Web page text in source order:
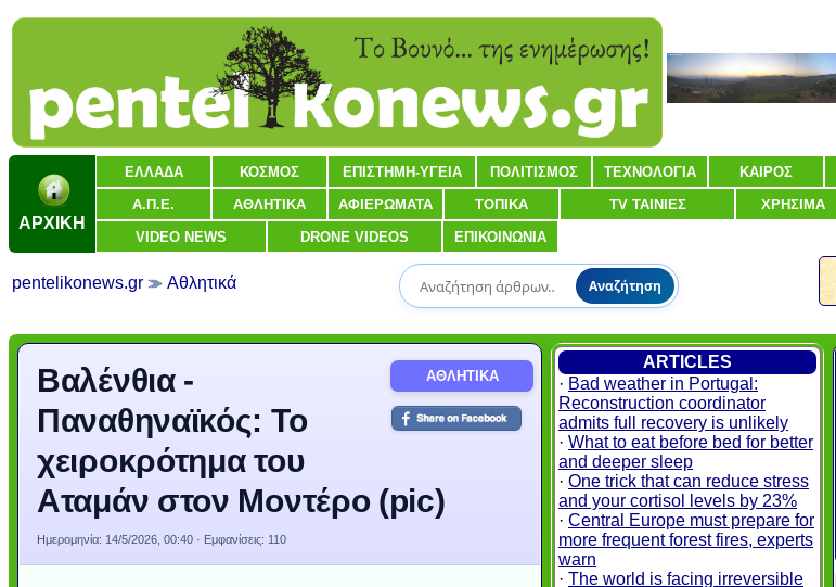
ΑΡΧΙΚΗ
ΕΛΛΑΔΑ ΚΟΣΜΟΣ ΕΠΙΣΤΗΜΗ-ΥΓΕΙΑ ΠΟΛΙΤΙΣΜΟΣ ΤΕΧΝΟΛΟΓΙΑ ΚΑΙΡΟΣ
Α.Π.Ε. ΑΘΛΗΤΙΚΑ ΑΦΙΕΡΩΜΑΤΑ ΤΟΠΙΚΑ TV ΤΑΙΝΙΕΣ ΧΡΗΣΙΜΑ
VIDEO NEWS DRONE VIDEOS ΕΠΙΚΟΙΝΩΝΙΑ
pentelikonews.gr Αθλητικά Αναζήτηση
ΑΘΛΗΤΙΚΑ
Βαλένθια -
Παναθηναϊκός: Το
χειροκρότημα του
Αταμάν στον Μοντέρο (pic)
Ημερομηνία: 14/5/2026, 00:40 · Εμφανίσεις: 110
ARTICLES
· Bad weather in Portugal:
Reconstruction coordinator
admits full recovery is unlikely
· What to eat before bed for better
and deeper sleep
· One trick that can reduce stress
and your cortisol levels by 23%
· Central Europe must prepare for
more frequent forest fires, experts
warn
· The world is facing irreversible